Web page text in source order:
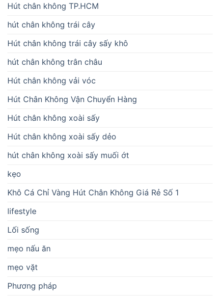
Hút chân không TP.HCM
hút chân không trái cây
Hút chân không trái cây sấy khô
hút chân không trân châu
Hút chân không vải vóc
Hút Chân Không Vận Chuyển Hàng
Hút chân không xoài sấy
Hút chân không xoài sấy dẻo
hút chân không xoài sấy muối ớt
kẹo
Khô Cá Chỉ Vàng Hút Chân Không Giá Rẻ Số 1
lifestyle
Lối sống
mẹo nấu ăn
mẹo vặt
Phương pháp